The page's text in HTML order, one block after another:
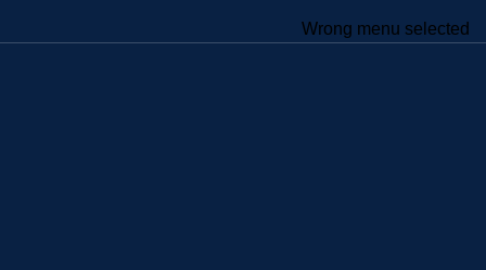
Wrong menu selected